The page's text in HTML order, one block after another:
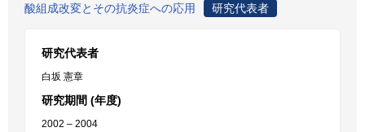
酸組成改変とその抗炎症への応用
研究代表者
研究代表者
白坂 憲章
研究期間 (年度)
2002 – 2004